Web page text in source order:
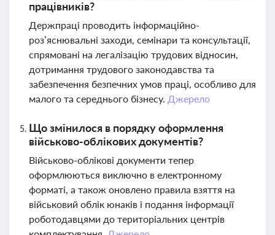
працівників?
Держпраці проводить інформаційно-
роз’яснювальні заходи, семінари та консультації,
спрямовані на легалізацію трудових відносин,
дотримання трудового законодавства та
забезпечення безпечних умов праці, особливо для
малого та середнього бізнесу. Джерело
Що змінилося в порядку оформлення
військово-облікових документів?
Військово-облікові документи тепер
оформлюються виключно в електронному
форматі, а також оновлено правила взяття на
військовий облік юнаків і подання інформації
роботодавцями до територіальних центрів